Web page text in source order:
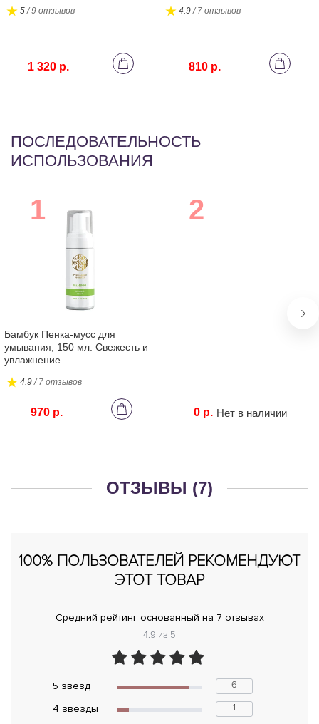
5/ 9 отзывов
1 320 р.
4.9/ 7 отзывов
810 р.
ПОСЛЕДОВАТЕЛЬНОСТЬ
ИСПОЛЬЗОВАНИЯ
Бамбук Пенка-мусс для
умывания, 150 мл. Свежесть и
увлажнение.
4.9/ 7 отзывов
970 р. 0 р. Нет в наличии
ОТЗЫВЫ (7)
100% ПОЛЬЗОВАТЕЛЕЙ РЕКОМЕНДУЮТ
ЭТОТ ТОВАР
Средний рейтинг основанный на 7 отзывах
4.9 из 5
5 звёзд 6
4 звeзды 1